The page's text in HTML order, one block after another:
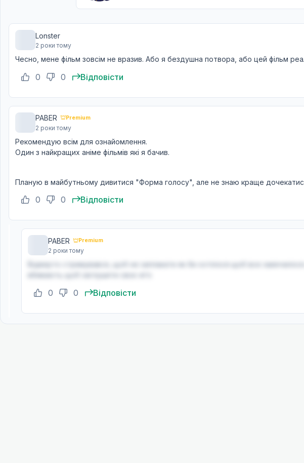
Lonster
2 роки тому
Чесно, мене фільм зовсім не вразив. Або я бездушна потвора, або цей фільм
0 0 Відповісти
PABER Premium
2 роки тому
Рекомендую всім для ознайомлення.
Один з найкращих аніме фільмів які я бачив.
Планую в майбутньому дивитися "Форма голосу", але не знаю краще
0 0 Відповісти
PABER Premium
2 роки тому
Відверто стримувався, щоб не заплакати як би хотілося щоб все
вбивають щоб заглушити своє еґо
0 0 Відповісти